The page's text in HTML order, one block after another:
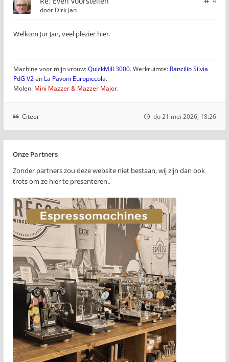
door Dirk Jan
Welkom Jur Jan, veel plezier hier.
Machine voor mijn vrouw:QuickMill 3000. Werkruimte: Rancilio Silvia
PdG V2en La Pavoni Europiccola.
Molen: Mini Mazzer & Mazzer Major.
Citeer do 21 mei 2026, 18:26
Onze Partners
Zonder partners zou deze website niet bestaan, wij zijn dan ook
trots om ze hier te presenteren..